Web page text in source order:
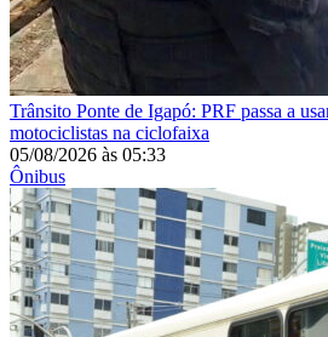
Trânsito Ponte de Igapó: PRF passa a
motociclistas na ciclofaixa
05/08/2026 às 05:33
Ônibus